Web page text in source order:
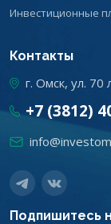
Инвестиционные
Контакты
г. Омск, ул. 70
+7 (3812)
Подпишитесь